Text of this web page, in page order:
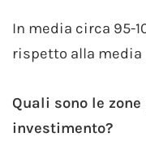
In media circa 95-
rispetto alla media
Quali sono le
investimento?